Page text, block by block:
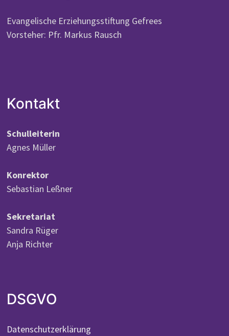
Evangelische Erziehungsstiftung Gefrees
Vorsteher: Pfr. Markus Rausch
Kontakt
Schulleiterin
Agnes Müller
Konrektor
Sebastian Leßner
Sekretariat
Sandra Rüger
Anja Richter
DSGVO
Datenschutzerklärung